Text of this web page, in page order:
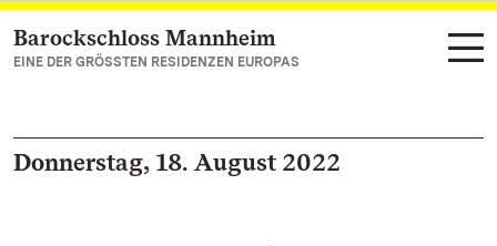
Zum Hauptinhalt springen
Barockschloss Mannheim
EINE DER GRÖSSTEN RESIDENZEN EUROPAS
Donnerstag, 18. August 2022